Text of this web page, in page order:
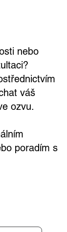
nebo
váš
ozvu.
poradím s